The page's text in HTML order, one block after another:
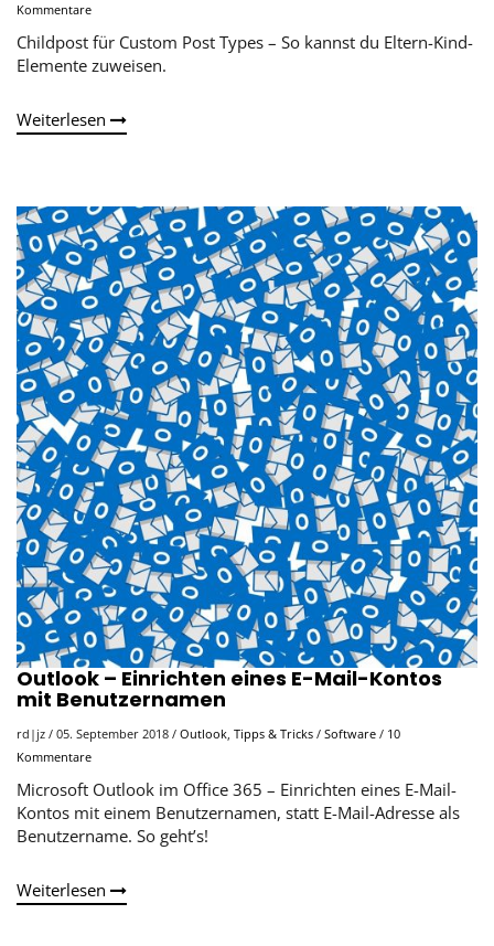
Kommentare
Childpost für Custom Post Types – So kannst du Eltern-Kind-
Elemente zuweisen.
Weiterlesen
Outlook – Einrichten eines E-Mail-Kontos
mit Benutzernamen
rd|jz / 05. September 2018 / Outlook, Tipps & Tricks / Software / 10
Kommentare
Microsoft Outlook im Office 365 – Einrichten eines E-Mail-
Kontos mit einem Benutzernamen, statt E-Mail-Adresse als
Benutzername. So geht’s!
Weiterlesen